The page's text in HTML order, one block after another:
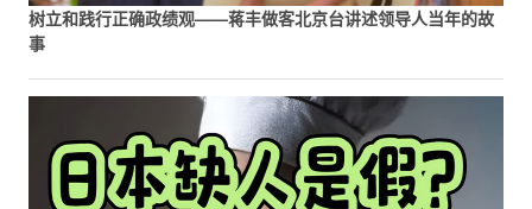
树立和践行正确政绩观——蒋丰做客北京台讲述领导人当年的故
事